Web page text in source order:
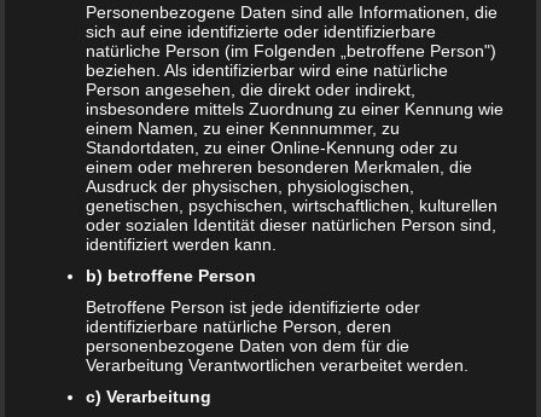
Auch interessant:
Beitragsnavigation
← Sport in der Schwangerschaft – was ist gut für mich?
Schreibe einen Kommentar
Deine E-Mail-Adresse wird nicht veröffentlicht.
Erforderliche Felder sind mit
Kommentar*
Personenbezogene Daten sind alle Informationen, die
sich auf eine identifizierte oder identifizierbare
natürliche Person (im Folgenden „betroffene Person")
beziehen. Als identifizierbar wird eine natürliche
Person angesehen, die direkt oder indirekt,
insbesondere mittels Zuordnung zu einer Kennung wie
einem Namen, zu einer Kennnummer, zu
Standortdaten, zu einer Online-Kennung oder zu
einem oder mehreren besonderen Merkmalen, die
Ausdruck der physischen, physiologischen,
genetischen, psychischen, wirtschaftlichen, kulturellen
oder sozialen Identität dieser natürlichen Person sind,
identifiziert werden kann.
b) betroffene Person
Betroffene Person ist jede identifizierte oder
identifizierbare natürliche Person, deren
personenbezogene Daten von dem für die
Verarbeitung Verantwortlichen verarbeitet werden.
c) Verarbeitung